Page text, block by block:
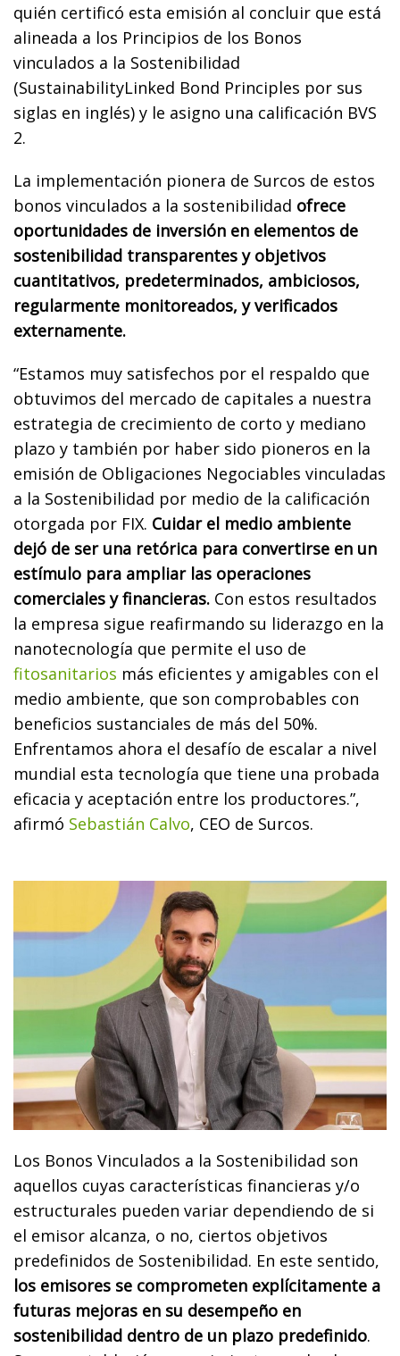
quién certificó esta emisión al concluir que está
alineada a los Principios de los Bonos
vinculados a la Sostenibilidad
(SustainabilityLinked Bond Principles por sus
siglas en inglés) y le asigno una calificación BVS
2.
La implementación pionera de Surcos de estos
bonos vinculados a la sostenibilidad ofrece
oportunidades de inversión en elementos de
sostenibilidad transparentes y objetivos
cuantitativos, predeterminados, ambiciosos,
regularmente monitoreados, y verificados
externamente.
“Estamos muy satisfechos por el respaldo que
obtuvimos del mercado de capitales a nuestra
estrategia de crecimiento de corto y mediano
plazo y también por haber sido pioneros en la
emisión de Obligaciones Negociables vinculadas
a la Sostenibilidad por medio de la calificación
otorgada por FIX. Cuidar el medio ambiente
dejó de ser una retórica para convertirse en un
estímulo para ampliar las operaciones
comerciales y financieras. Con estos resultados
la empresa sigue reafirmando su liderazgo en la
nanotecnología que permite el uso de
fitosanitarios más eficientes y amigables con el
medio ambiente, que son comprobables con
beneficios sustanciales de más del 50%.
Enfrentamos ahora el desafío de escalar a nivel
mundial esta tecnología que tiene una probada
eficacia y aceptación entre los productores.”,
afirmó Sebastián Calvo, CEO de Surcos.
Los Bonos Vinculados a la Sostenibilidad son
aquellos cuyas características financieras y/o
estructurales pueden variar dependiendo de si
el emisor alcanza, o no, ciertos objetivos
predefinidos de Sostenibilidad. En este sentido,
los emisores se comprometen explícitamente a
futuras mejoras en su desempeño en
sostenibilidad dentro de un plazo predefinido.